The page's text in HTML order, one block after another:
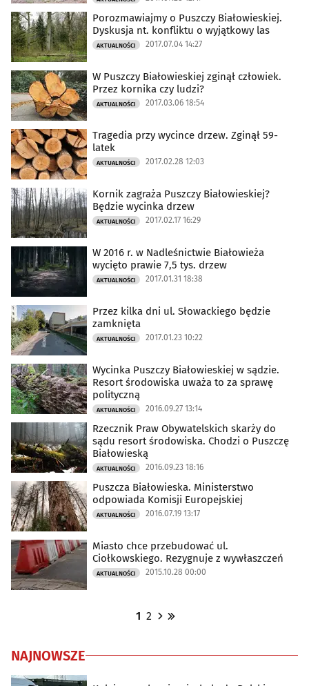
Porozmawiajmy o Puszczy Białowieskiej.
Dyskusja nt. konfliktu o wyjątkowy las
AKTUALNOŚCI 2017.07.04 14:27
W Puszczy Białowieskiej zginął człowiek.
Przez kornika czy ludzi?
AKTUALNOŚCI 2017.03.06 18:54
Tragedia przy wycince drzew. Zginął 59-
latek
AKTUALNOŚCI 2017.02.28 12:03
Kornik zagraża Puszczy Białowieskiej?
Będzie wycinka drzew
AKTUALNOŚCI 2017.02.17 16:29
W 2016 r. w Nadleśnictwie Białowieża
wycięto prawie 7,5 tys. drzew
AKTUALNOŚCI 2017.01.31 18:38
Przez kilka dni ul. Słowackiego będzie
zamknięta
AKTUALNOŚCI 2017.01.23 10:22
Wycinka Puszczy Białowieskiej w sądzie.
Resort środowiska uważa to za sprawę
polityczną
AKTUALNOŚCI 2016.09.27 13:14
Rzecznik Praw Obywatelskich skarży do
sądu resort środowiska. Chodzi o Puszczę
Białowieską
AKTUALNOŚCI 2016.09.23 18:16
Puszcza Białowieska. Ministerstwo
odpowiada Komisji Europejskiej
AKTUALNOŚCI 2016.07.19 13:17
Miasto chce przebudować ul.
Ciołkowskiego. Rezygnuje z wywłaszczeń
AKTUALNOŚCI 2015.10.28 00:00
1 2
NAJNOWSZE